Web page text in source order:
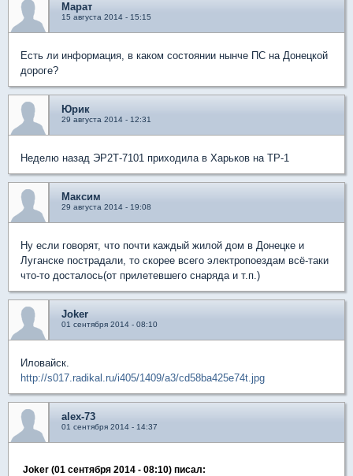
Марат
15 августа 2014 - 15:15
Есть ли информация, в каком состоянии нынче ПС на Донецкой
дороге?
Юрик
29 августа 2014 - 12:31
Неделю назад ЭР2Т-7101 приходила в Харьков на ТР-1
Максим
29 августа 2014 - 19:08
Ну если говорят, что почти каждый жилой дом в Донецке и
Луганске пострадали, то скорее всего электропоездам всё-таки
что-то досталось(от прилетевшего снаряда и т.п.)
Joker
01 сентября 2014 - 08:10
Иловайск.
http://s017.radikal.ru/i405/1409/a3/cd58ba425e74t.jpg
alex-73
01 сентября 2014 - 14:37
Joker (01 сентября 2014 - 08:10) писал: